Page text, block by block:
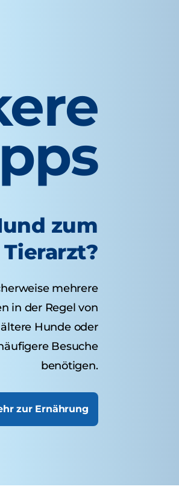
zum
Tierarzt?
mehrere
in der Regel von
Hunde oder
Besuche
benötigen.
zur Ernährung